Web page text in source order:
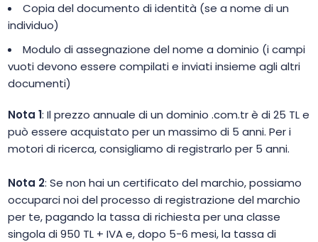
Copia del documento di identità (se a nome di un
individuo)
Modulo di assegnazione del nome a dominio (i campi
vuoti devono essere compilati e inviati insieme agli altri
documenti)
Nota 1: Il prezzo annuale di un dominio .com.tr è di 25 TL e
può essere acquistato per un massimo di 5 anni. Per i
motori di ricerca, consigliamo di registrarlo per 5 anni.
Nota 2: Se non hai un certificato del marchio, possiamo
occuparci noi del processo di registrazione del marchio
per te, pagando la tassa di richiesta per una classe
singola di 950 TL + IVA e, dopo 5-6 mesi, la tassa di